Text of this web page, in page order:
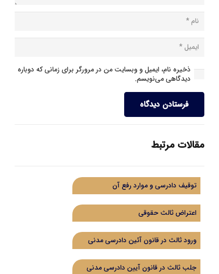
ذخیره نام، ایمیل و وبسایت من در مرورگر برای زمانی که دوباره
دیدگاهی می‌نویسم.
فرستادن دیدگاه
مقالات مرتبط
توقیف دادرسی و موارد رفع آن
اعتراض ثالث حقوقی
ورود ثالث در قانون آئین دادرسی مدنی
جلب ثالث در قانون آیین دادرسی مدنی